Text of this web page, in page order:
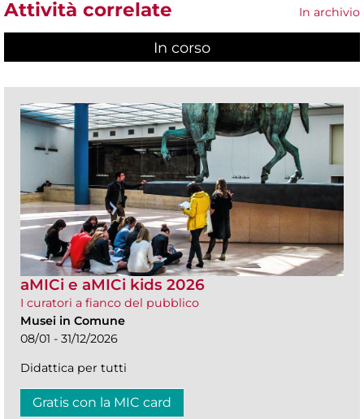
Attività correlate In archivio
In corso
aMICi e aMICi kids 2026
I curatori a fianco del pubblico
Musei in Comune
08/01 - 31/12/2026
Didattica per tutti
Gratis con la MIC card